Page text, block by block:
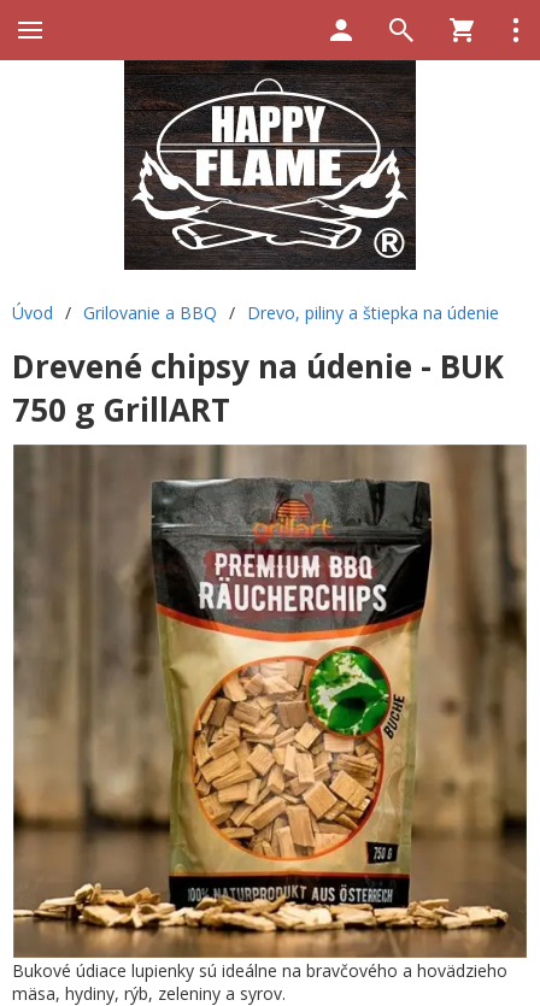
Úvod / Grilovanie a BBQ / Drevo, piliny a štiepka na údenie
Drevené chipsy na údenie - BUK
750 g GrillART
Bukové údiace lupienky sú ideálne na bravčového a hovädzieho
mäsa, hydiny, rýb, zeleniny a syrov.